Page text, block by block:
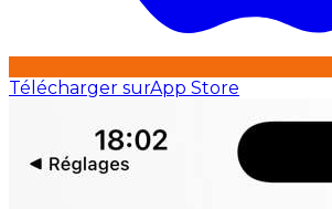
Télécharger surApp Store